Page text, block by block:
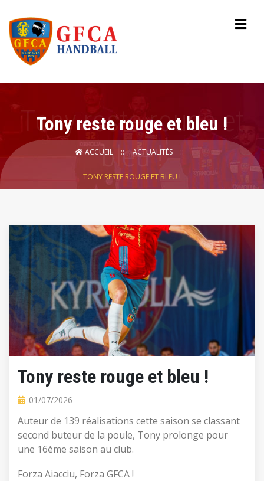
Tony reste rouge et bleu !
ACCUEIL ACTUALITÉS
TONY RESTE ROUGE ET BLEU !
Tony reste rouge et bleu !
01/07/2026
Auteur de 139 réalisations cette saison se classant
second buteur de la poule, Tony prolonge pour
une 16ème saison au club.
Forza Aiacciu, Forza GFCA !